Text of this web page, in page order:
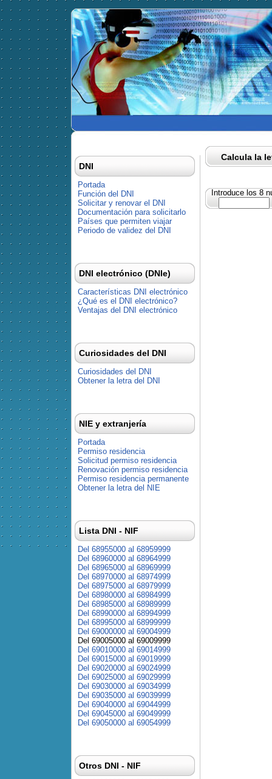
Calcula la
Introduce los 8
DNI
Portada
Función del DNI
Solicitar y renovar el DNI
Documentación para solicitarlo
Países que permiten viajar
Periodo de validez del DNI
DNI electrónico (DNIe)
Características DNI electrónico
¿Qué es el DNI electrónico?
Ventajas del DNI electrónico
Curiosidades del DNI
Curiosidades del DNI
Obtener la letra del DNI
NIE y extranjería
Portada
Permiso residencia
Solicitud permiso residencia
Renovación permiso residencia
Permiso residencia permanente
Obtener la letra del NIE
Lista DNI - NIF
Del 68955000 al 68959999
Del 68960000 al 68964999
Del 68965000 al 68969999
Del 68970000 al 68974999
Del 68975000 al 68979999
Del 68980000 al 68984999
Del 68985000 al 68989999
Del 68990000 al 68994999
Del 68995000 al 68999999
Del 69000000 al 69004999
Del 69005000 al 69009999
Del 69010000 al 69014999
Del 69015000 al 69019999
Del 69020000 al 69024999
Del 69025000 al 69029999
Del 69030000 al 69034999
Del 69035000 al 69039999
Del 69040000 al 69044999
Del 69045000 al 69049999
Del 69050000 al 69054999
Otros DNI - NIF